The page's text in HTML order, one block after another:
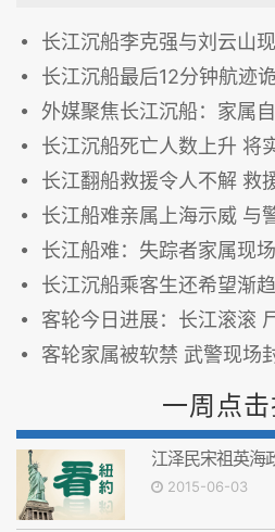
长江沉船李克强与刘云山现场
长江沉船最后12分钟航迹
外媒聚焦长江沉船：家属
长江沉船死亡人数上升 将
长江翻船救援令人不解 救
长江船难亲属上海示威 与
长江船难：失踪者家属现
长江沉船乘客生还希望渐
客轮今日进展：长江滚滚
客轮家属被软禁 武警现场封锁2
一周点
江泽民宋祖英海
2015-06-03